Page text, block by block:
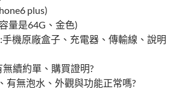
plus)
量是64G、金色)
手機原廠盒子、充電器、傳輸線、說明
續約單、購買證明?
有無泡水、外觀與功能正常嗎?